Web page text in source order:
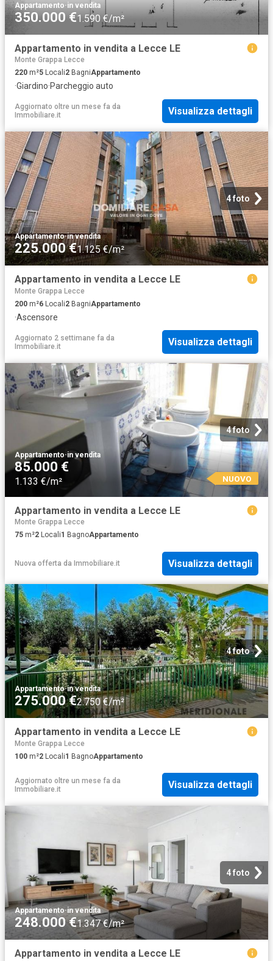
Appartamento·in vendita
350.000 €1.590 €/m²
Appartamento in vendita a Lecce LE
Monte Grappa Lecce
220 m²5 Locali2 BagniAppartamento
·Giardino·Parcheggio auto
Aggiornato oltre un mese fa da
Immobiliare.it
Visualizza dettagli
4 foto
Appartamento·in vendita
225.000 €1.125 €/m²
Appartamento in vendita a Lecce LE
Monte Grappa Lecce
200 m²6 Locali2 BagniAppartamento
·Ascensore
Aggiornato 2 settimane fa da
Immobiliare.it
Visualizza dettagli
4 foto
Appartamento·in vendita
85.000 €
1.133 €/m² NUOVO
Appartamento in vendita a Lecce LE
Monte Grappa Lecce
75 m²2 Locali1 BagnoAppartamento
Nuova offerta da Immobiliare.it Visualizza dettagli
4 foto
Appartamento·in vendita
275.000 €2.750 €/m²
Appartamento in vendita a Lecce LE
Monte Grappa Lecce
100 m²2 Locali1 BagnoAppartamento
Aggiornato oltre un mese fa da
Immobiliare.it
Visualizza dettagli
4 foto
Appartamento·in vendita
248.000 €1.347 €/m²
Appartamento in vendita a Lecce LE